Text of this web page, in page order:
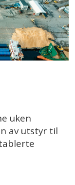
uken
av utstyr til